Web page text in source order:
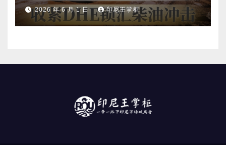
2026 年 6 月 1 日 印尼王掌柜